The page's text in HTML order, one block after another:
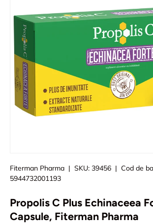
Fiterman Pharma | SKU: 39456 | Cod de
5944732001193
Propolis C Plus Echinaceea
Capsule, Fiterman Pharma